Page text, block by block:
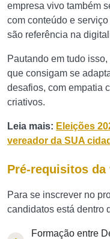
empresa vivo também
com conteúdo e
são referência na
Pautando em tudo
que consigam se
desafios, com empatia
criativos.
Leia mais: Eleições
vereador da SUA
Pré-requisitos da
Para se inscrever no
candidatos está dentro
Formação entre